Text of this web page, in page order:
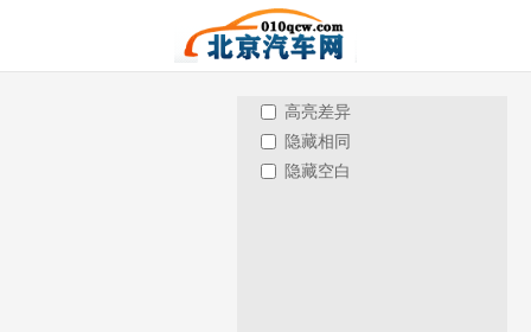
高亮差异
隐藏相同
隐藏空白